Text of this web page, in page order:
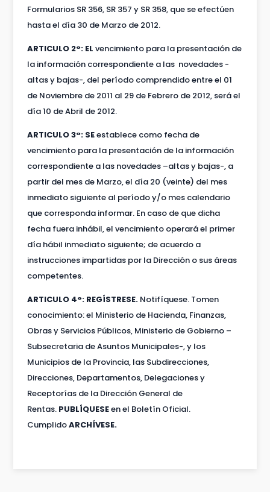
Formularios SR 356, SR 357 y SR 358, que se efectúen
hasta el día 30 de Marzo de 2012.
ARTICULO 2°: EL vencimiento para la presentación de
la información correspondiente a las novedades -
altas y bajas-, del período comprendido entre el 01
de Noviembre de 2011 al 29 de Febrero de 2012, será el
día 10 de Abril de 2012.
ARTICULO 3°: SEestablece como fecha de
vencimiento para la presentación de la información
correspondiente a las novedades –altas y bajas-, a
partir del mes de Marzo, el día 20 (veinte) del mes
inmediato siguiente al período y/o mes calendario
que corresponda informar. En caso de que dicha
fecha fuera inhábil, el vencimiento operará el primer
día hábil inmediato siguiente; de acuerdo a
instrucciones impartidas por la Dirección o sus áreas
competentes.
ARTICULO 4°: REGÍSTRESE.Notifíquese. Tomen
conocimiento: el Ministerio de Hacienda, Finanzas,
Obras y Servicios Públicos, Ministerio de Gobierno –
Subsecretaria de Asuntos Municipales-, y los
Municipios de la Provincia, las Subdirecciones,
Direcciones, Departamentos, Delegaciones y
Receptorías de la Dirección General de
Rentas. PUBLÍQUESEen el Boletín Oficial.
CumplidoARCHÍVESE.